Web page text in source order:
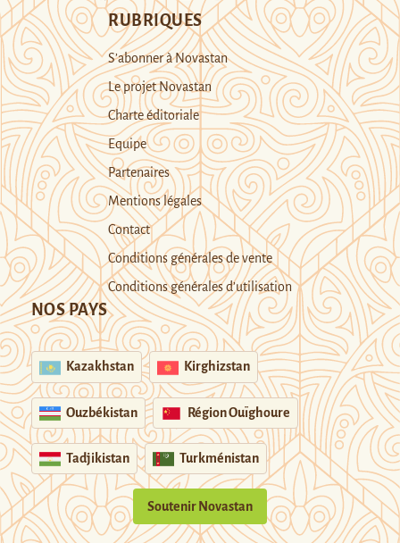
RUBRIQUES
S’abonner à Novastan
Le projet Novastan
Charte éditoriale
Equipe
Partenaires
Mentions légales
Contact
Conditions générales de vente
Conditions générales d’utilisation
NOS PAYS
Kazakhstan Kirghizstan
Ouzbékistan Région Ouïghoure
Tadjikistan Turkménistan
Soutenir Novastan